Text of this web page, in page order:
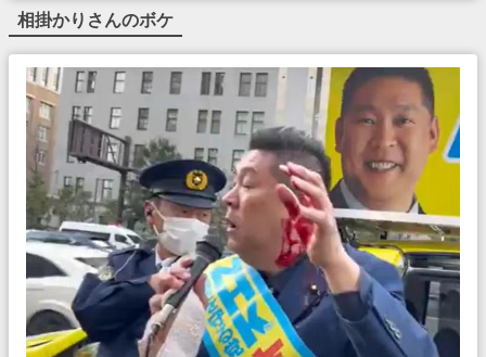
相掛かり さんのボケ